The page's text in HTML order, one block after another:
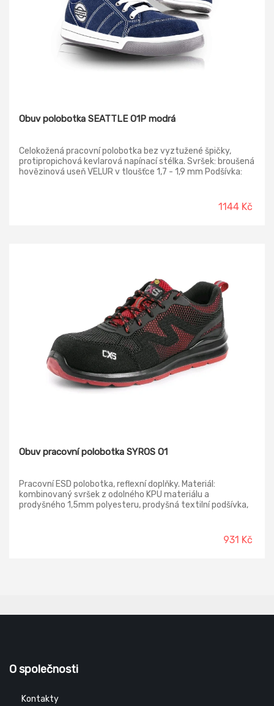
Obuv polobotka SEATTLE O1P modrá
Celokožená pracovní polobotka bez vyztužené špičky,
protipropichová kevlarová napínací stélka. Svršek: broušená
hovězinová useň VELUR v tloušťce 1,7 - 1,9 mm Podšívka:
polyuretanové pěny potažená textilií MESH, antistatická
Podešev: PU/PU - olejivzdorná, antistatická, protiskluzová,
1144 Kč
Obuv pracovní polobotka SYROS O1
Pracovní ESD polobotka, reflexní doplňky. Materiál:
kombinovaný svršek z odolného KPU materiálu a
prodyšného 1,5mm polyesteru, prodyšná textilní podšívka,
931 Kč
O společnosti
Kontakty